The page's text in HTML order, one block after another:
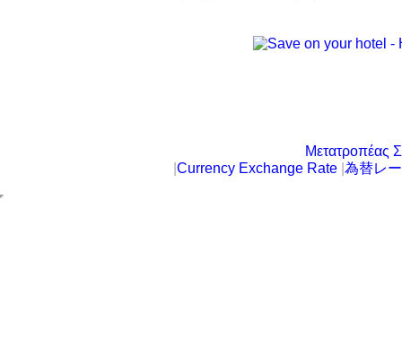
Μετατροπέας
Currency Exchange Rate 為替レ